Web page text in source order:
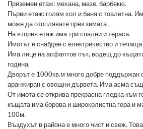
Приземен етаж: механа, мазе, барбекю.
Първи етаж: голям хол и баня с тоалетна.
може да отоплявате през зимата .
На втория етаж има три спални и тераса.
Имотът е снабден с електричество и
Има лице на асфалтов път, водещ до
година.
Дворът е 1000кв.м много добре поддържан
аранжиран с овощни дървета. Има асма
От имота се открива прекрасна гледка към
къщата има борова и широколистна гора и
100м.
Въздухът в района е много чист и свеж.